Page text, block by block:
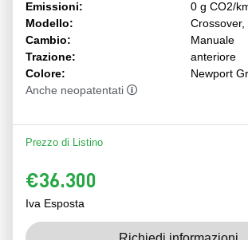
Emissioni:
0 g CO2/
Modello:
Crossover,
Cambio:
Manuale
Trazione:
anteriore
Colore:
Newport
Anche neopatentati
Prezzo di Listino
€36.300
Iva Esposta